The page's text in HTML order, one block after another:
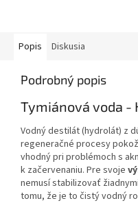
Popis Diskusia
Podrobný popis
Tymiánová voda -
Vodný destilát (hydrolát) z
regeneračné procesy
vhodný pri problémoch s
k začervenaniu. Pre svoje
nemusí stabilizovať
tomu, že je to čistý vodný